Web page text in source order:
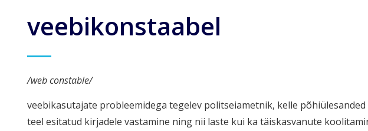
veebikonstaabel
/web constable/
veebikasutajate probleemidega tegelev politseiametnik, kelle
teel esitatud kirjadele vastamine ning nii laste kui ka täiskasvanute